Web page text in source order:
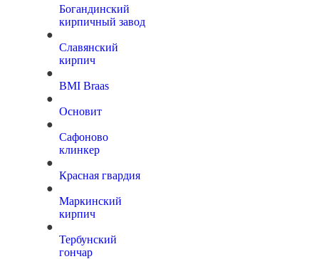
Богандинский
кирпичный завод
Славянский
кирпич
BMI Braas
Основит
Сафоново
клинкер
Красная гвардия
Маркинский
кирпич
Тербунский
гончар